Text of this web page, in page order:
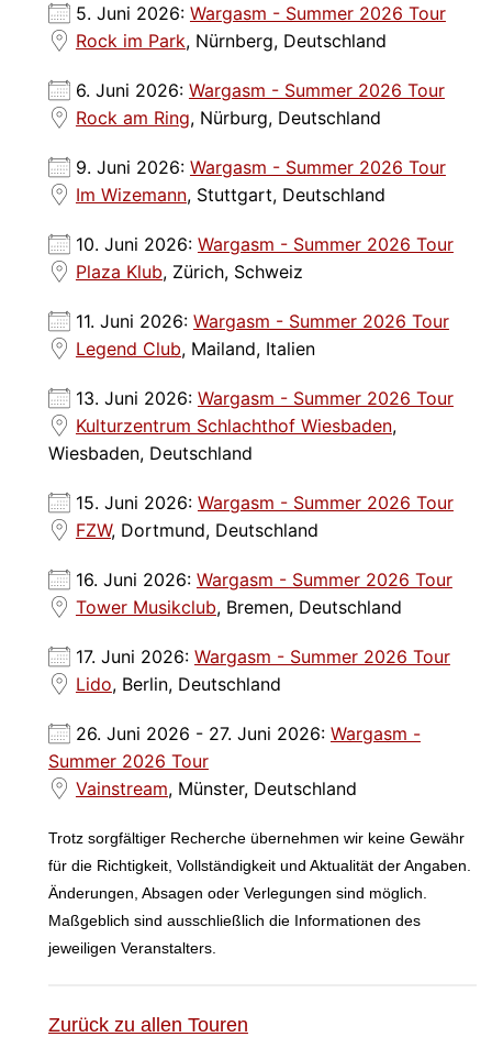
5. Juni 2026: Wargasm - Summer 2026 Tour
Rock im Park, Nürnberg, Deutschland
6. Juni 2026: Wargasm - Summer 2026 Tour
Rock am Ring, Nürburg, Deutschland
9. Juni 2026: Wargasm - Summer 2026 Tour
Im Wizemann, Stuttgart, Deutschland
10. Juni 2026: Wargasm - Summer 2026 Tour
Plaza Klub, Zürich, Schweiz
11. Juni 2026: Wargasm - Summer 2026 Tour
Legend Club, Mailand, Italien
13. Juni 2026: Wargasm - Summer 2026 Tour
Kulturzentrum Schlachthof Wiesbaden,
Wiesbaden, Deutschland
15. Juni 2026: Wargasm - Summer 2026 Tour
FZW, Dortmund, Deutschland
16. Juni 2026: Wargasm - Summer 2026 Tour
Tower Musikclub, Bremen, Deutschland
17. Juni 2026: Wargasm - Summer 2026 Tour
Lido, Berlin, Deutschland
26. Juni 2026 - 27. Juni 2026: Wargasm -
Summer 2026 Tour
Vainstream, Münster, Deutschland
Trotz sorgfältiger Recherche übernehmen wir keine Gewähr
für die Richtigkeit, Vollständigkeit und Aktualität der Angaben.
Änderungen, Absagen oder Verlegungen sind möglich.
Maßgeblich sind ausschließlich die Informationen des
jeweiligen Veranstalters.
Zurück zu allen Touren